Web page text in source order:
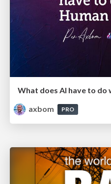
What does AI have to do
axbom
PRO